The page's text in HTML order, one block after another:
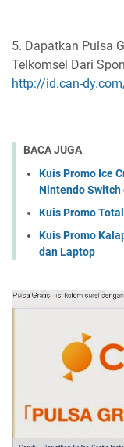
5. Dapatkan Pulsa
Telkomsel Dari
http://id.can-
BACA JUGA
Kuis Promo Ice
Nintendo Switch
Kuis Promo
Kuis Promo
dan Laptop